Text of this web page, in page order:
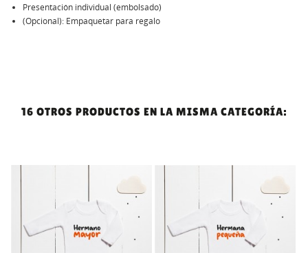
Presentación individual (embolsado)
(Opcional): Empaquetar para regalo
16 OTROS PRODUCTOS EN LA MISMA CATEGORÍA: